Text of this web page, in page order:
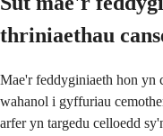
thriniaethau
Mae'r feddyginiaeth hon yn
wahanol i gyffuriau
arfer yn targedu celloedd